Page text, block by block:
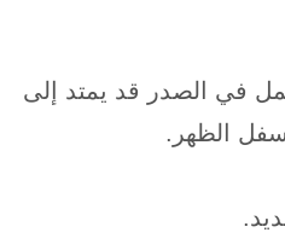
في الصدر قد يمتد إلى
الظهر.